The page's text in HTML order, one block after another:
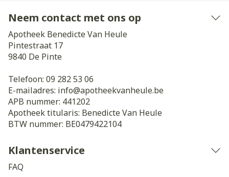
Neem contact met ons op
Apotheek Benedicte Van Heule
Pintestraat 17
9840 De Pinte
Telefoon: 09 282 53 06
E-mailadres: info@apotheekvanheule.be
APB nummer: 441202
Apotheek titularis: Benedicte Van Heule
BTW nummer: BE0479422104
Klantenservice
FAQ